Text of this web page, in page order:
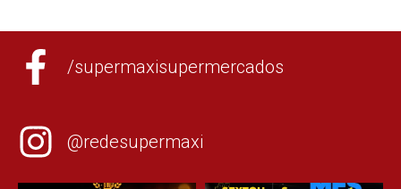
/supermaxisupermercados
@redesupermaxi